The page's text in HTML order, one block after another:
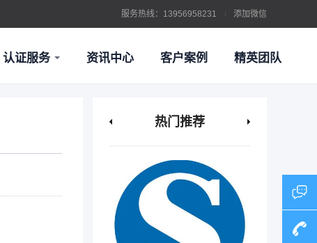
服务热线：13956958231 添加微信
认证服务
环境管理体系认证
资讯中心 客户案例 精英团队
热门推荐
很多客户做CE时，最常问的一句话就
是：“…